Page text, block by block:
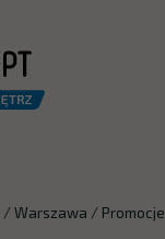
/Warszawa /Promocje